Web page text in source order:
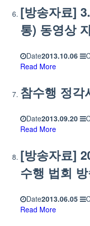
[방송자료]
통) 동영상
Date2013.10.06
Read More
참수행 정각
Date2013.09.20
Read More
[방송자료]
수행 법회
Date2013.06.05
Read More